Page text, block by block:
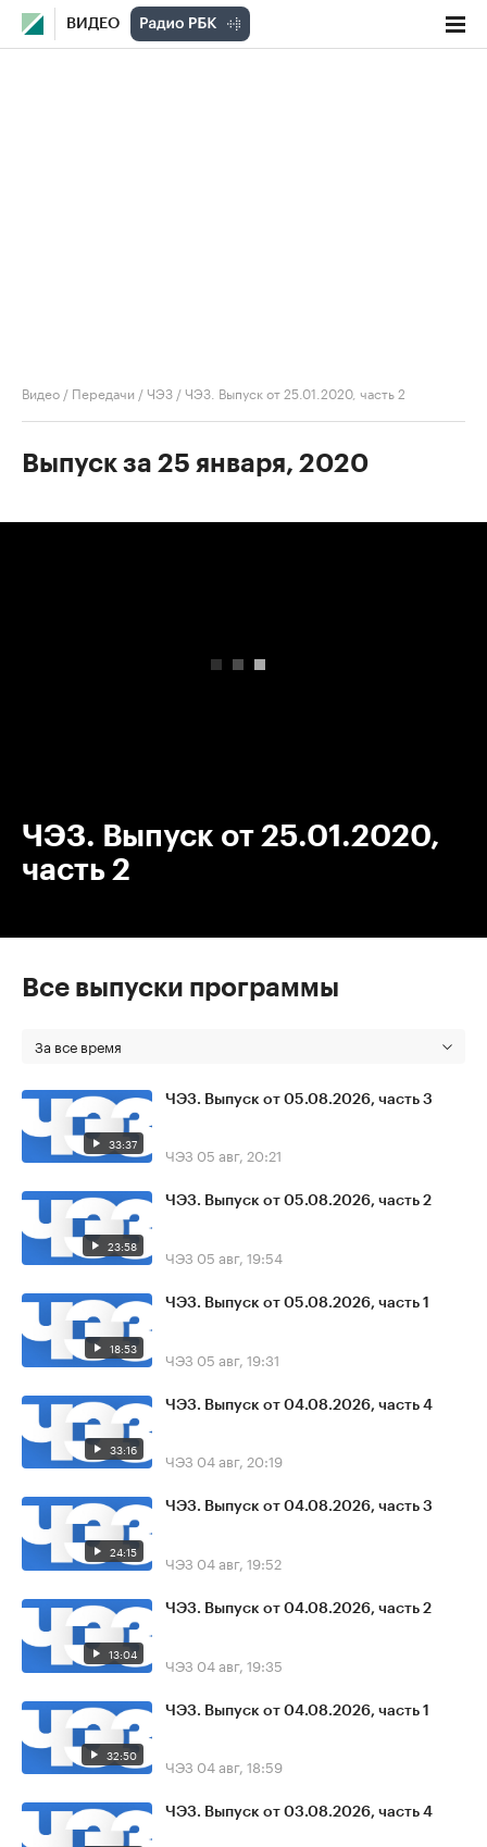
ВИДЕО
Видео / Передачи /ЧЭЗ /ЧЭЗ. Выпуск от 25.01.2020, часть 2
Выпуск за 25 января, 2020
ЧЭЗ. Выпуск от 25.01.2020,
часть 2
Все выпуски программы
За все время
33:37
ЧЭЗ. Выпуск от 05.08.2026, часть 3
ЧЭЗ 05 авг, 20:21
23:58
ЧЭЗ. Выпуск от 05.08.2026, часть 2
ЧЭЗ 05 авг, 19:54
18:53
ЧЭЗ. Выпуск от 05.08.2026, часть 1
ЧЭЗ 05 авг, 19:31
33:16
ЧЭЗ. Выпуск от 04.08.2026, часть 4
ЧЭЗ 04 авг, 20:19
24:15
ЧЭЗ. Выпуск от 04.08.2026, часть 3
ЧЭЗ 04 авг, 19:52
13:04
ЧЭЗ. Выпуск от 04.08.2026, часть 2
ЧЭЗ 04 авг, 19:35
32:50
ЧЭЗ. Выпуск от 04.08.2026, часть 1
ЧЭЗ 04 авг, 18:59
ЧЭЗ. Выпуск от 03.08.2026, часть 4